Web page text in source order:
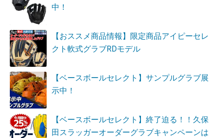
中！
【おススメ商品情報】限定商品アイピーセレ
クト軟式グラブRDモデル
【ベースボールセレクト】サンプルグラブ展
示中！
【ベースボールセレクト】終了迫る！！久保
田スラッガーオーダーグラブキャンペーンは